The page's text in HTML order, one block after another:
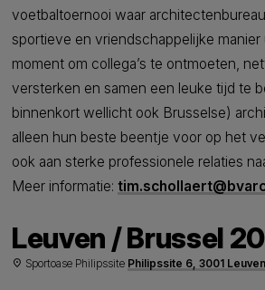
voetbaltoernooi waar
sportieve en vriendschappelijke manier
moment om collega’s te ontmoeten,
versterken en samen een leuke tijd te
binnenkort wellicht ook Brusselse)
alleen hun beste beentje voor op het
ook aan sterke professionele relaties
Meer informatie:
Leuven / Brussel
place Sportoase Philipssite Philipssite 6, 3001 Leuven